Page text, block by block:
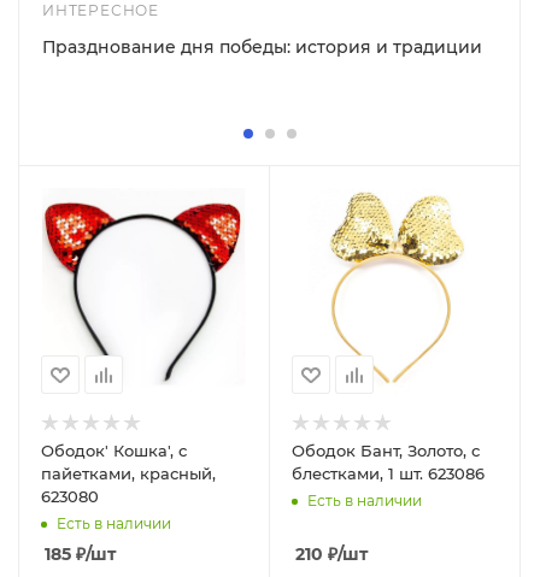
ИНТЕРЕСНОЕ
Празднование дня победы: история и традиции
Ободок' Кошка', с
пайетками, красный,
623080
Есть в наличии
185 ₽/шт
Ободок Бант, Золото, с
блестками, 1 шт. 623086
Есть в наличии
210 ₽/шт